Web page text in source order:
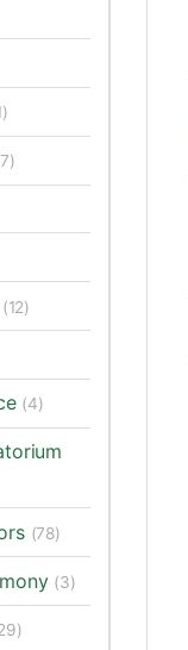
(12)
(4)
(78)
(3)